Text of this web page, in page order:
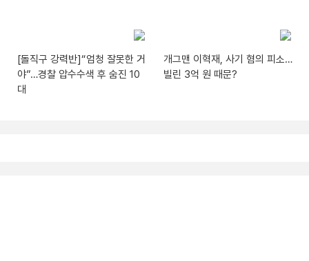
[돌직구 강력반]“엄청 잘못한 거
야”…경찰 압수수색 후 숨진 10
대
개그맨 이혁재, 사기 혐의 피소…
빌린 3억 원 때문?